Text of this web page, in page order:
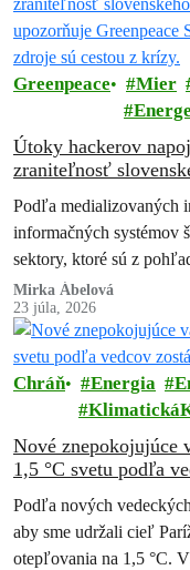
Greenpeace Mier
Útoky hackerov
zraniteľnosť
systému, upozorňuje
Decentralizované
Podľa medializovaných
informačných systémov
sektory, ktoré sú z
kritické. Išlo najmä o
Mirka Ábelová
23 júla, 2026
Chráň Energia
Nové znepokojujúce
1,5 °C svetu podľa
Podľa nových
aby sme udržali cieľ
otepľovania na 1,5 °C.